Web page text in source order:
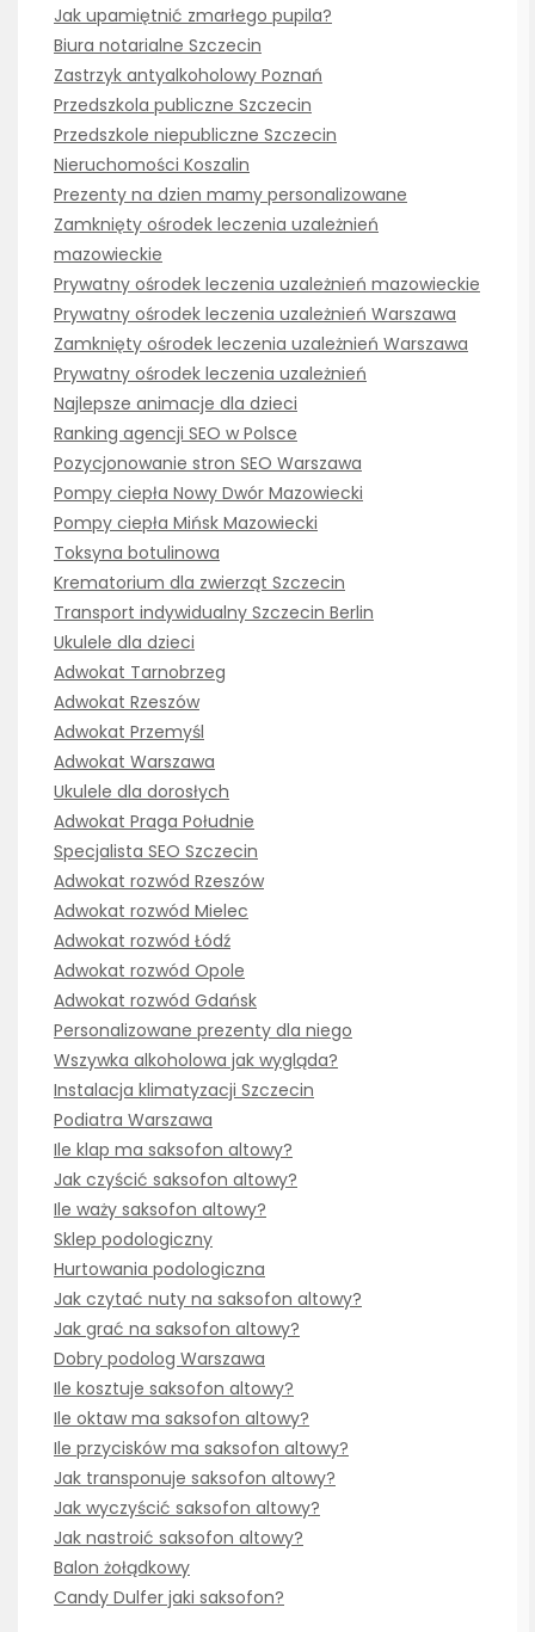
Jak upamiętnić zmarłego pupila?
Biura notarialne Szczecin
Zastrzyk antyalkoholowy Poznań
Przedszkola publiczne Szczecin
Przedszkole niepubliczne Szczecin
Nieruchomości Koszalin
Prezenty na dzien mamy personalizowane
Zamknięty ośrodek leczenia uzależnień
mazowieckie
Prywatny ośrodek leczenia uzależnień mazowieckie
Prywatny ośrodek leczenia uzależnień Warszawa
Zamknięty ośrodek leczenia uzależnień Warszawa
Prywatny ośrodek leczenia uzależnień
Najlepsze animacje dla dzieci
Ranking agencji SEO w Polsce
Pozycjonowanie stron SEO Warszawa
Pompy ciepła Nowy Dwór Mazowiecki
Pompy ciepła Mińsk Mazowiecki
Toksyna botulinowa
Krematorium dla zwierząt Szczecin
Transport indywidualny Szczecin Berlin
Ukulele dla dzieci
Adwokat Tarnobrzeg
Adwokat Rzeszów
Adwokat Przemyśl
Adwokat Warszawa
Ukulele dla dorosłych
Adwokat Praga Południe
Specjalista SEO Szczecin
Adwokat rozwód Rzeszów
Adwokat rozwód Mielec
Adwokat rozwód Łódź
Adwokat rozwód Opole
Adwokat rozwód Gdańsk
Personalizowane prezenty dla niego
Wszywka alkoholowa jak wygląda?
Instalacja klimatyzacji Szczecin
Podiatra Warszawa
Ile klap ma saksofon altowy?
Jak czyścić saksofon altowy?
Ile waży saksofon altowy?
Sklep podologiczny
Hurtowania podologiczna
Jak czytać nuty na saksofon altowy?
Jak grać na saksofon altowy?
Dobry podolog Warszawa
Ile kosztuje saksofon altowy?
Ile oktaw ma saksofon altowy?
Ile przycisków ma saksofon altowy?
Jak transponuje saksofon altowy?
Jak wyczyścić saksofon altowy?
Jak nastroić saksofon altowy?
Balon żołądkowy
Candy Dulfer jaki saksofon?